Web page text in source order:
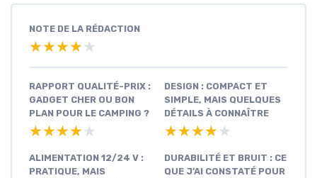
NOTE DE LA RÉDACTION
★★★★★
★★★★★
RAPPORT QUALITÉ-PRIX :
GADGET CHER OU BON
PLAN POUR LE CAMPING ?
★★★★★
★★★★★
DESIGN : COMPACT ET
SIMPLE, MAIS QUELQUES
DÉTAILS À CONNAÎTRE
★★★★★
★★★★★
ALIMENTATION 12/24 V :
PRATIQUE, MAIS
DURABILITÉ ET BRUIT : CE
QUE J’AI CONSTATÉ POUR